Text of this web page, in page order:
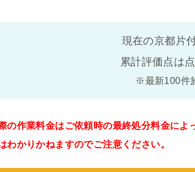
現在の京都片
累計評価点は
※最新100件
の作業料金はご依頼時の最終処分料金によ
わかりかねますのでご注意ください。